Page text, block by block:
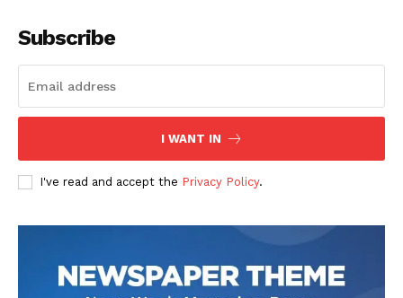
Subscribe
I WANT IN
I've read and accept the Privacy Policy.